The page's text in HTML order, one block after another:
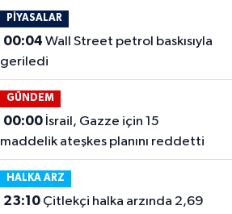
PİYASALAR
00:04
geriledi
GÜNDEM
00:00İsrail, Gazze için 15
maddelik ateşkes planını reddetti
HALKA ARZ
23:10Çitlekçi halka arzında 2,69